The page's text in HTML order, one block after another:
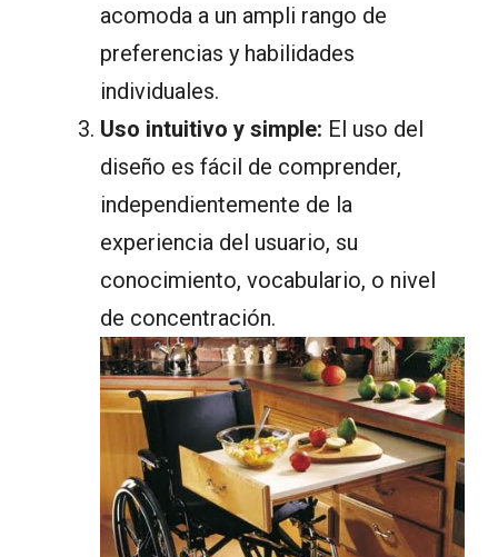
acomoda a un ampli rango de
preferencias y habilidades
individuales.
Uso intuitivo y simple: El uso del
diseño es fácil de comprender,
independientemente de la
experiencia del usuario, su
conocimiento, vocabulario, o nivel
de concentración.